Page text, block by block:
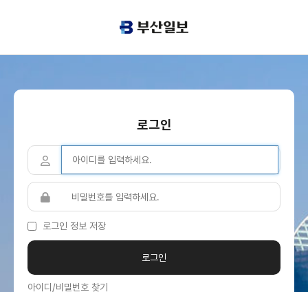
로그인
로그인 정보 저장
아이디/비밀번호 찾기